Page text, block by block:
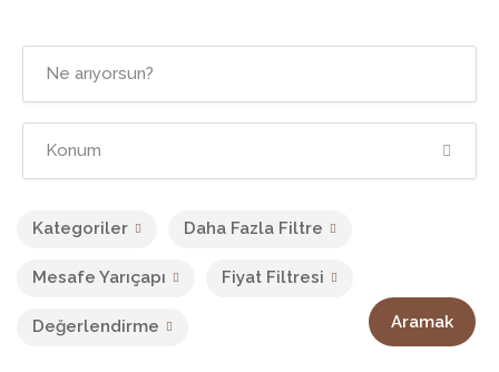
Kategoriler Daha Fazla Filtre
Mesafe Yarıçapı Fiyat Filtresi
Değerlendirme Aramak